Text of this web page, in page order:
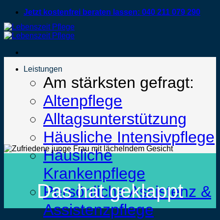
Zum
springen
Jetzt kostenfrei beraten lassen: 040 211 079 290
Leistungen
Am stärksten gefragt:
Altenpflege
Alltagsunterstützung
Häusliche Intensivpflege
Häusliche
Krankenpflege
Persönliche Assistenz &
Assistenzpflege
Das hat geklappt